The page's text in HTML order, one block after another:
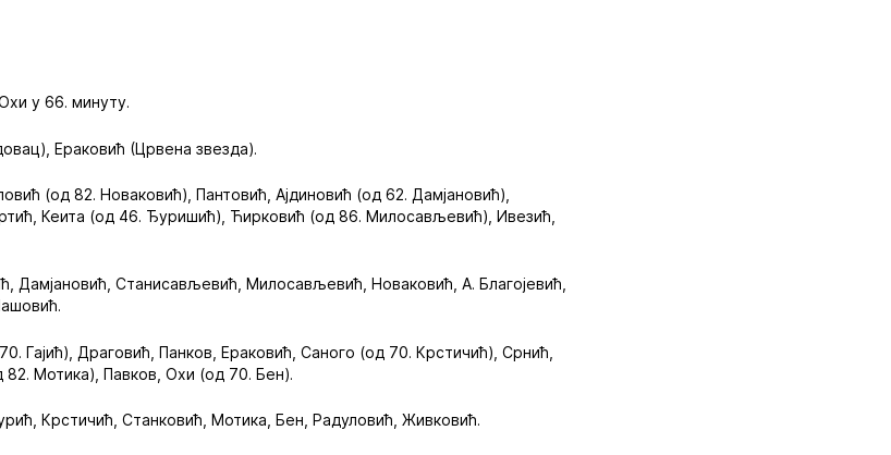
у 66. минуту.
Ераковић (Црвена звезда).
(од 82. Новаковић), Пантовић, Ајдиновић (од 62. Дамјановић),
Кеита (од 46. Ђуришић), Ћирковић (од 86. Милосављевић), Ивезић,
Дамјановић, Станисављевић, Милосављевић, Новаковић, А. Благојевић,
Гајић), Драговић, Панков, Ераковић, Саного (од 70. Крстичић), Срнић,
Мотика), Павков, Охи (од 70. Бен).
Крстичић, Станковић, Мотика, Бен, Радуловић, Живковић.